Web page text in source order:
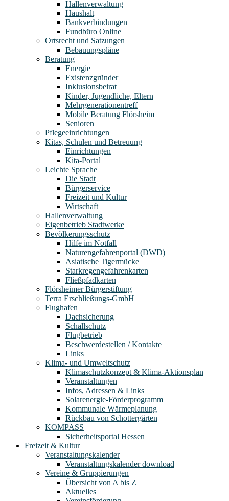
Hallenverwaltung
Haushalt
Bankverbindungen
Fundbüro Online
Ortsrecht und Satzungen
Bebauungspläne
Beratung
Energie
Existenzgründer
Inklusionsbeirat
Kinder, Jugendliche, Eltern
Mehrgenerationentreff
Mobile Beratung Flörsheim
Senioren
Pflegeeinrichtungen
Kitas, Schulen und Betreuung
Einrichtungen
Kita-Portal
Leichte Sprache
Die Stadt
Bürgerservice
Freizeit und Kultur
Wirtschaft
Hallenverwaltung
Eigenbetrieb Stadtwerke
Bevölkerungsschutz
Hilfe im Notfall
Naturengefahrenportal (DWD)
Asiatische Tigermücke
Starkregengefahrenkarten
Fließpfadkarten
Flörsheimer Bürgerstiftung
Terra Erschließungs-GmbH
Flughafen
Dachsicherung
Schallschutz
Flugbetrieb
Beschwerdestellen / Kontakte
Links
Klima- und Umweltschutz
Klimaschutzkonzept & Klima-Aktionsplan
Veranstaltungen
Infos, Adressen & Links
Solarenergie-Förderprogramm
Kommunale Wärmeplanung
Rückbau von Schottergärten
KOMPASS
Sicherheitsportal Hessen
Freizeit & Kultur
Veranstaltungskalender
Veranstaltungskalender download
Vereine & Gruppierungen
Übersicht von A bis Z
Aktuelles